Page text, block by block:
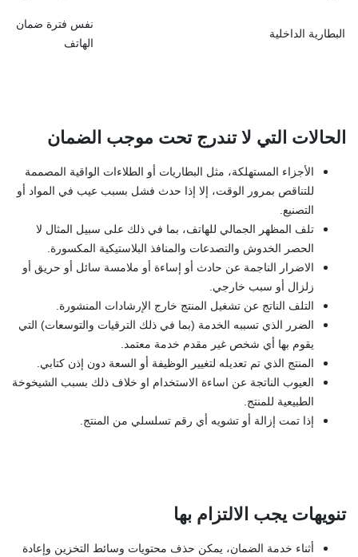
البطارية الداخلية
نفس فترة ضمان
الهاتف
الحالات التي لا تندرج تحت موجب الضمان
الأجزاء المستهلكة، مثل البطاريات أو الطلاءات الواقية المصممة
للتناقص بمرور الوقت، إلا إذا حدث فشل بسبب عيب في المواد أو
التصنيع.
تلف المظهر الجمالي للهاتف، بما في ذلك على سبيل المثال لا
الحصر الخدوش والتصدعات والمنافذ البلاستيكية المكسورة.
الاضرار الناجمة عن حادث أو إساءة أو ملامسة سائل أو حريق أو
زلزال أو سبب خارجي.
التلف الناتج عن تشغيل المنتج خارج الإرشادات المنشورة.
الضرر الذي تسببه الخدمة (بما في ذلك الترقيات والتوسعات) التي
يقوم بها أي شخص غير مقدم خدمة معتمد.
المنتج الذي تم تعديله لتغيير الوظيفة أو السعة دون إذن كتابي.
العيوب الناتجة عن اساءة الاستخدام او خلاف ذلك بسبب الشيخوخة
الطبيعية للمنتج.
إذا تمت إزالة أو تشويه أي رقم تسلسلي من المنتج.
تنويهات يجب الالتزام بها
أثناء خدمة الضمان، يمكن حذف محتويات وسائط التخزين وإعادة